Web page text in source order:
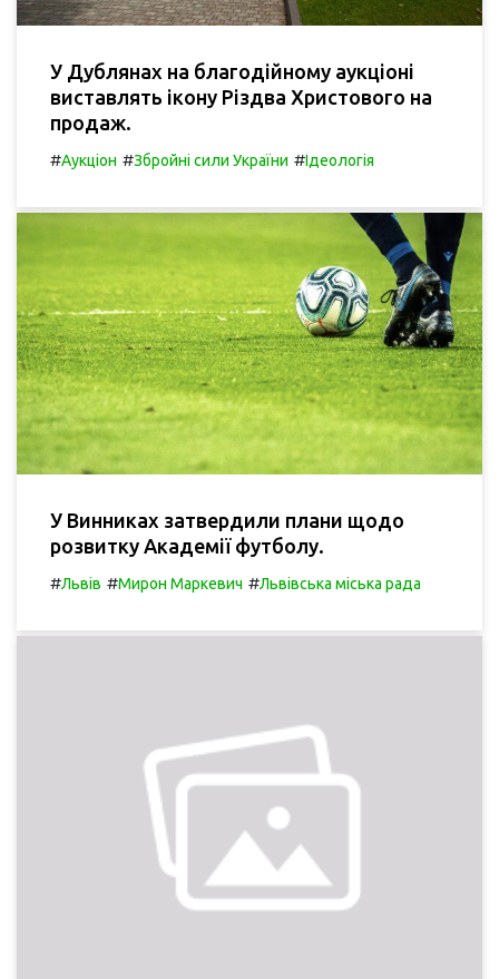
У Дублянах на благодійному аукціоні
виставлять ікону Різдва Христового на
продаж.
#Аукціон #Збройні сили України #Ідеологія
У Винниках затвердили плани щодо
розвитку Академії футболу.
#Львів #Мирон Маркевич #Львівська міська рада